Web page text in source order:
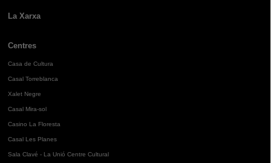
La Xarxa
Centres
Casa de Cultura
Casal Torreblanca
Xalet Negre
Casal Mira-sol
Casino La Floresta
Casal Les Planes
Sala Clavé - La Unió Centre Cultural